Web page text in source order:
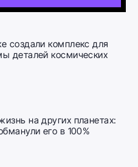
создали комплекс для
деталей космических
на других планетах:
его в 100%